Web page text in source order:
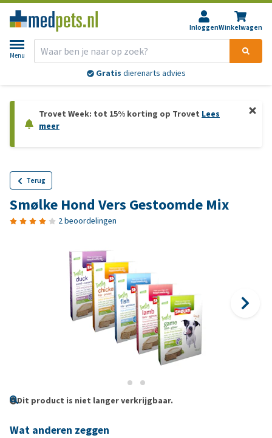
InloggenWinkelwagen
Menu
Gratis dierenarts advies
Trovet Week: tot 15% korting op Trovet Lees
meer
Terug
Smølke Hond Vers Gestoomde Mix
2 beoordelingen
Dit product is niet langer verkrijgbaar.
Wat anderen zeggen